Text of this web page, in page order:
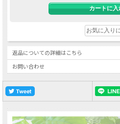
返品についての詳細はこちら
お問い合わせ